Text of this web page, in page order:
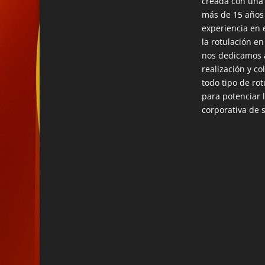
más de 15
experiencia en
la rotulación
nos dedicamos
realización y
todo tipo de
para potenciar
corporativa de